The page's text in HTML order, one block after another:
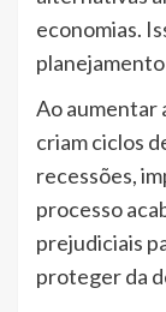
economias.
Ao aumentar
criam ciclos
recessões,
processo
prejudiciais
proteger da